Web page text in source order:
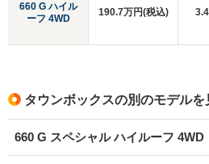
660 G ハイル
ーフ 4WD
190.7万円(税込)
タウンボックスの別のモデルを
660 G スペシャル ハイルーフ 4WD